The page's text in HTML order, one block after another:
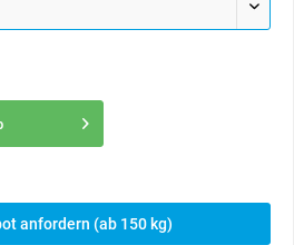
anfordern (ab 150 kg)